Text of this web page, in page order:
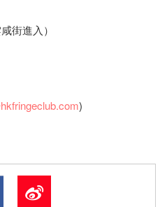
街進入）
)